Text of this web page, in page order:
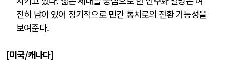
전히 남아 있어 장기적으로 민간 통치로의 전환 가능성을
보여준다.
[미국/캐나다]